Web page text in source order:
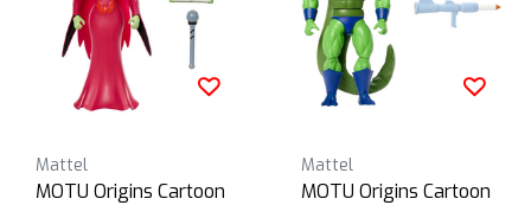
Mattel
MOTU Origins Cartoon
Mattel
MOTU Origins Cartoon